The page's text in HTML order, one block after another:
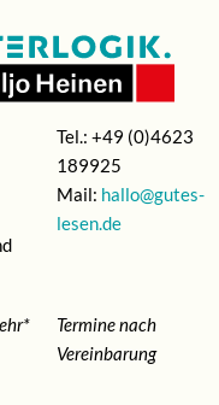
Tel.: +49 (0)4623
189925
Mail: hallo@gutes-
lesen.de
Termine nach
Vereinbarung